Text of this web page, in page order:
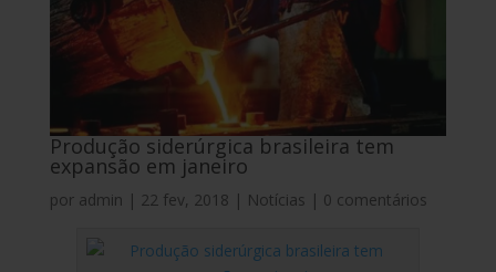
Produção siderúrgica brasileira tem
expansão em janeiro
por admin | 22 fev, 2018 | Notícias | 0 comentários